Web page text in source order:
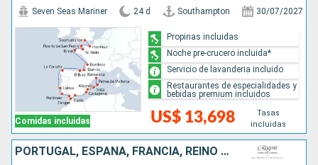
Comidas incluidas
Seven Seas Mariner 24 d Southampton 30/07/2027
US$ 13,698
Tasas
incluidas
Propinas incluidas
Noche pre-crucero incluida*
Servicio de lavanderia incluido
Restaurantes de especialidades y
bebidas premium incluidos
PORTUGAL, ESPAÑA, FRANCIA, REINO UNIDO